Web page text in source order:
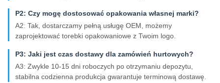
P2: Czy mogę dostosować opakowania własnej marki?
A2: Tak, dostarczamy pełną usługę OEM, możemy
zaprojektować torebki opakowaniowe z Twoim logo.
P3: Jaki jest czas dostawy dla zamówień hurtowych?
A3: Zwykle 10-15 dni roboczych po otrzymaniu depozytu,
stabilna codzienna produkcja gwarantuje terminową dostawę.